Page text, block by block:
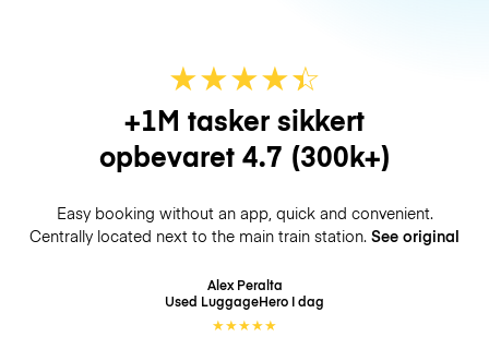
★★★★☆
★
+1M tasker sikkert
opbevaret 4.7 (300k+)
Easy booking without an app, quick and convenient.
Centrally located next to the main train station. See original
Alex Peralta
Used LuggageHero I dag
★★★★★